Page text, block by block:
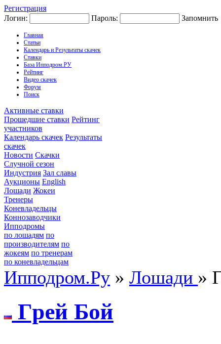
Регистрация
Логин:
Пароль: Запомнить
Главная
Статьи
Календарь и Результаты скачек
Ставки
База Ипподром.РУ
Рейтинг
Видео скачек
Форум
Поиск
Активные ставки
Прошедшие ставки Рейтинг
участников
Календарь скачек Результаты
скачек
Новости Скачки
Случной сезон
Индустрия Зал славы
Аукционы English
Лошади Жокеи
Тренеры
Коневладельцы
Коннозаводчики
Ипподромы
по лошадям по
производителям по
жокеям по тренерам
по коневладельцам
Ипподром.Ру » Лошади »
Гpeй Бoй